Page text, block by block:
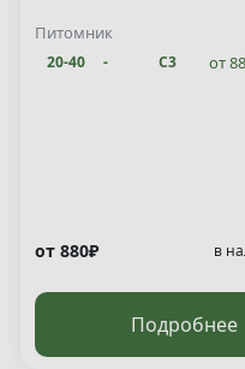
decussata "Jakobsen" )
Питомник
20-40 - С3 от
от 880₽ в
Подробнее